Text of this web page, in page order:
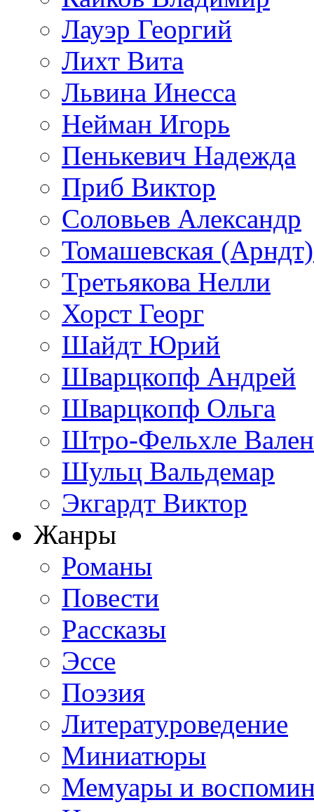
Лауэр Георгий
Лихт Вита
Львина Инесса
Нейман Игорь
Пенькевич Надежда
Приб Виктор
Соловьев Александр
Томашевская
Третьякова Нелли
Хорст Георг
Шайдт Юрий
Шварцкопф Андрей
Шварцкопф Ольга
Штро-Фельхле
Шульц Вальдемар
Экгардт Виктор
Жанры
Романы
Повести
Рассказы
Эссе
Поэзия
Литературоведение
Миниатюры
Мемуары и